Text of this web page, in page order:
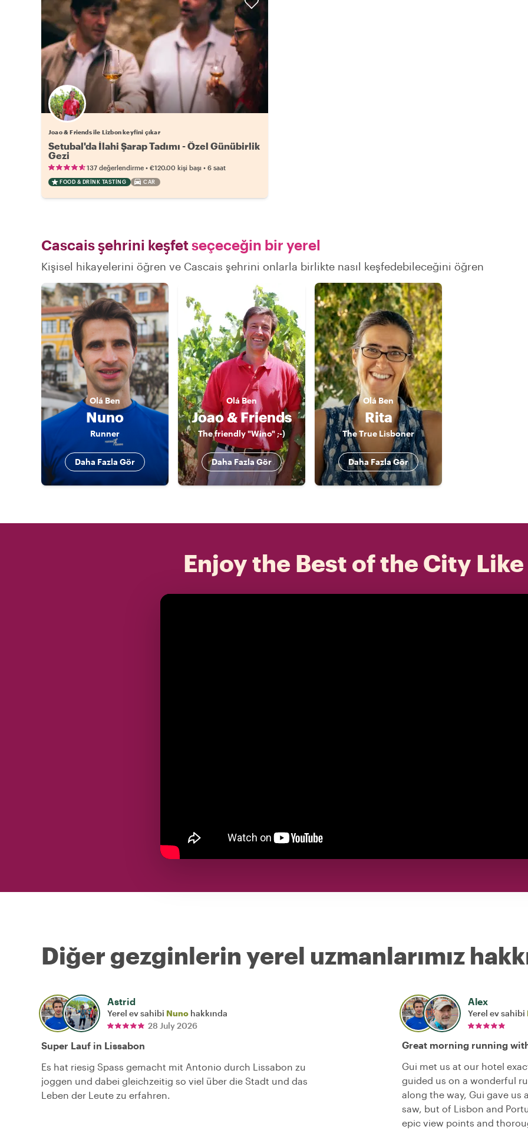
Joao & Friends ile Lizbon keyfini çıkar
Setubal'da İlahi Şarap Tadımı - Özel Günübirlik
Gezi
137 değerlendirme • €120.00 kişi başı • 6 saat
FOOD & DRINK TASTING CAR
Cascais şehrini keşfetseçeceğin bir yerel
Kişisel hikayelerini öğren ve Cascais şehrini onlarla birlikte nasıl keşfedebileceğini öğren
Olá Ben
Nuno
Runner
Daha Fazla Gör
Olá Ben
Joao & Friends
The friendly "Wino" ;-)
Daha Fazla Gör
Olá Ben
Rita
The True Lisboner
Daha Fazla Gör
Enjoy the Best of the City Like
Diğer gezginlerin yerel uzmanlarımız
Astrid
Yerel ev sahibi Nuno hakkında
28 July 2026
Super Lauf in Lissabon
Es hat riesig Spass gemacht mit Antonio durch Lissabon zu
joggen und dabei gleichzeitig so viel über die Stadt und das
Leben der Leute zu erfahren.
Alex
Yerel ev sahibi
Great morning running
Gui met us at our hotel
guided us on a wonderful
along the way, Gui gave us
saw, but of Lisbon and
epic view points and